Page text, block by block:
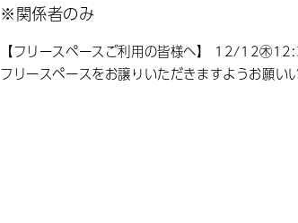
※関係者のみ
【フリースペースご利用の皆様へ】 12/12㊍
フリースペースをお譲りいただきますようお願い